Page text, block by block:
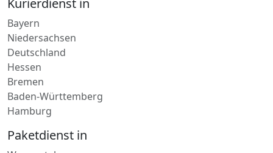
Kurierdienst in
Bayern
Niedersachsen
Deutschland
Bremen